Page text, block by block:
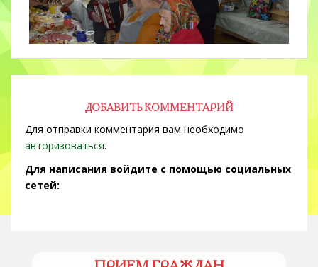
ДОБАВИТЬ КОММЕНТАРИЙ
Для отправки комментария вам необходимо
авторизоваться.
Для написания войдите с помощью социальных
сетей: